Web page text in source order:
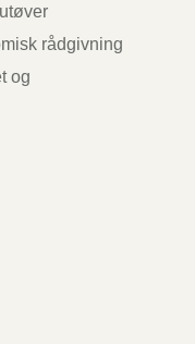
rådgivning
og